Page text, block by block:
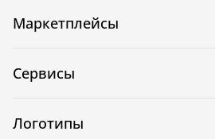
Маркетплейсы
Сервисы
Логотипы